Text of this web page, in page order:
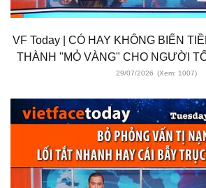
VF Today | CÓ HAY KHÔNG BIẾN
THÀNH "MỎ VÀNG" CHO NGƯỜI
29/07/2026 (Xem: 1007)